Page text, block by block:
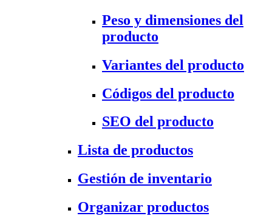
Peso y dimensiones del
producto
Variantes del producto
Códigos del producto
SEO del producto
Lista de productos
Gestión de inventario
Organizar productos